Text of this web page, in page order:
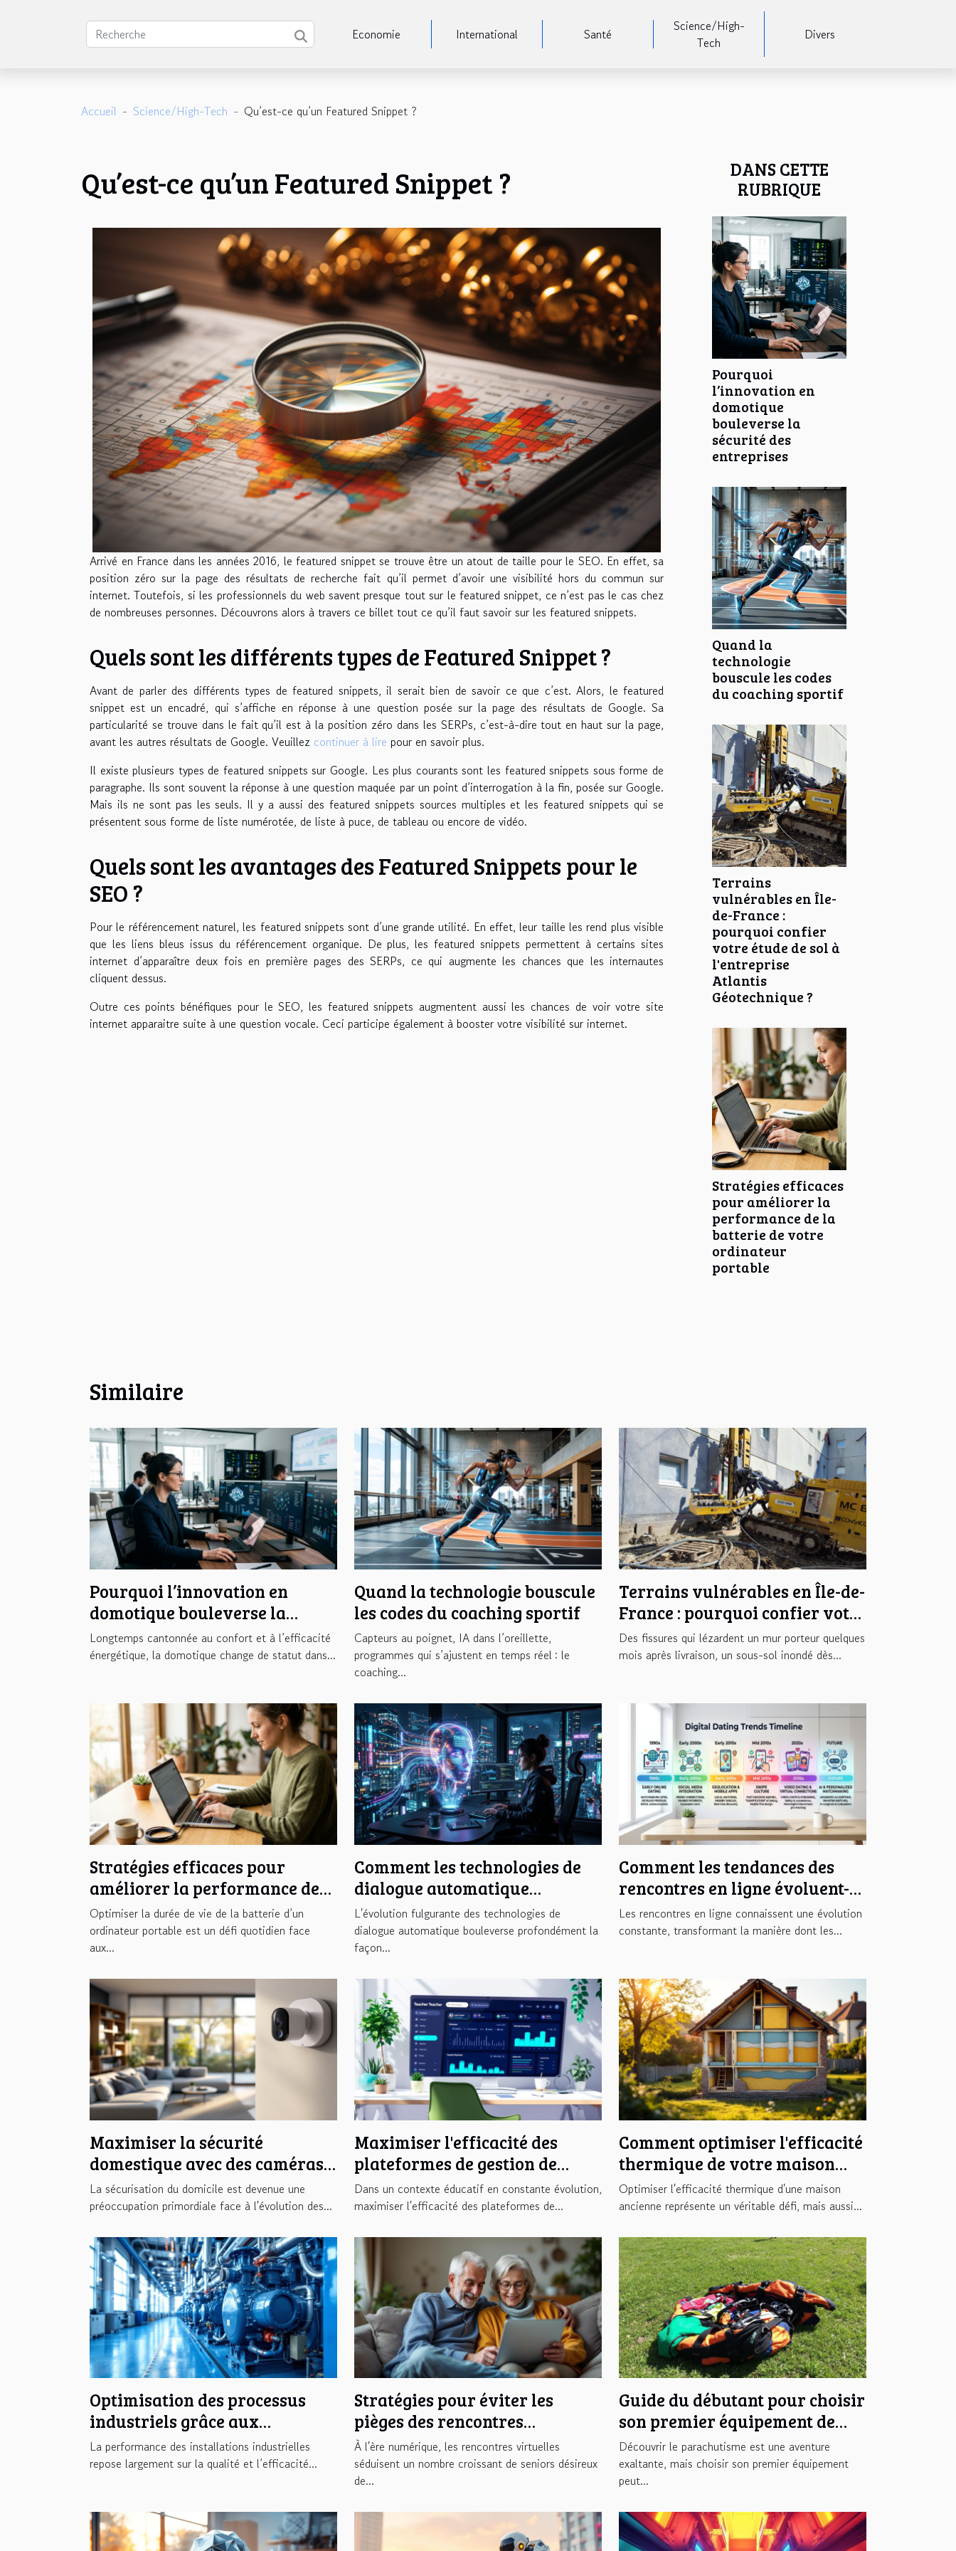
Economie International Santé
Science/High-
Tech
Divers
Accueil Science/High-Tech Qu’est-ce qu’un Featured Snippet ?
Qu’est-ce qu’un Featured Snippet ?
Arrivé en France dans les années 2016, le featured snippet se trouve être un atout de taille pour le SEO. En effet, sa
position zéro sur la page des résultats de recherche fait qu’il permet d’avoir une visibilité hors du commun sur
internet. Toutefois, si les professionnels du web savent presque tout sur le featured snippet, ce n’est pas le cas chez
de nombreuses personnes. Découvrons alors à travers ce billet tout ce qu’il faut savoir sur les featured snippets.
Quels sont les différents types de Featured Snippet ?
Avant de parler des différents types de featured snippets, il serait bien de savoir ce que c’est. Alors, le featured
snippet est un encadré, qui s’affiche en réponse à une question posée sur la page des résultats de Google. Sa
particularité se trouve dans le fait qu’il est à la position zéro dans les SERPs, c’est-à-dire tout en haut sur la page,
avant les autres résultats de Google. Veuillez continuer à lire pour en savoir plus.
Il existe plusieurs types de featured snippets sur Google. Les plus courants sont les featured snippets sous forme de
paragraphe. Ils sont souvent la réponse à une question maquée par un point d’interrogation à la fin, posée sur Google.
Mais ils ne sont pas les seuls. Il y a aussi des featured snippets sources multiples et les featured snippets qui se
présentent sous forme de liste numérotée, de liste à puce, de tableau ou encore de vidéo.
Quels sont les avantages des Featured Snippets pour le
SEO ?
Pour le référencement naturel, les featured snippets sont d’une grande utilité. En effet, leur taille les rend plus visible
que les liens bleus issus du référencement organique. De plus, les featured snippets permettent à certains sites
internet d’apparaître deux fois en première pages des SERPs, ce qui augmente les chances que les internautes
cliquent dessus.
Outre ces points bénéfiques pour le SEO, les featured snippets augmentent aussi les chances de voir votre site
internet apparaitre suite à une question vocale. Ceci participe également à booster votre visibilité sur internet.
DANS CETTE
RUBRIQUE
Pourquoi
l’innovation en
domotique
bouleverse la
sécurité des
entreprises
Quand la
technologie
bouscule les codes
du coaching sportif
Terrains
vulnérables en Île-
de-France :
pourquoi confier
votre étude de sol à
l'entreprise
Atlantis
Géotechnique ?
Stratégies efficaces
pour améliorer la
performance de la
batterie de votre
ordinateur
portable
Similaire
Pourquoi l’innovation en
domotique bouleverse la
sécurité des entreprises
Longtemps cantonnée au confort et à l’efficacité
énergétique, la domotique change de statut dans...
Quand la technologie bouscule
les codes du coaching sportif
Capteurs au poignet, IA dans l’oreillette,
programmes qui s’ajustent en temps réel : le
coaching...
Terrains vulnérables en Île-de-
France : pourquoi confier votre
étude de sol à l'entreprise
Atlantis Géotechnique ?
Des fissures qui lézardent un mur porteur quelques
mois après livraison, un sous-sol inondé dès...
Stratégies efficaces pour
améliorer la performance de
la batterie de votre ordinateur
portable
Optimiser la durée de vie de la batterie d’un
ordinateur portable est un défi quotidien face
aux...
Comment les technologies de
dialogue automatique
transforment-elles
l'interaction en ligne ?
L'évolution fulgurante des technologies de
dialogue automatique bouleverse profondément la
façon...
Comment les tendances des
rencontres en ligne évoluent-
elles avec le temps ?
Les rencontres en ligne connaissent une évolution
constante, transformant la manière dont les...
Maximiser la sécurité
domestique avec des caméras
discrètes et modernes
La sécurisation du domicile est devenue une
préoccupation primordiale face à l'évolution des...
Maximiser l'efficacité des
plateformes de gestion de
carrière pour enseignants
Dans un contexte éducatif en constante évolution,
maximiser l'efficacité des plateformes de...
Comment optimiser l'efficacité
thermique de votre maison
ancienne ?
Optimiser l'efficacité thermique d'une maison
ancienne représente un véritable défi, mais aussi...
Optimisation des processus
industriels grâce aux
compresseurs à basse pression
La performance des installations industrielles
repose largement sur la qualité et l’efficacité...
Stratégies pour éviter les
pièges des rencontres
virtuelles à l'âge senior
À l'ère numérique, les rencontres virtuelles
séduisent un nombre croissant de seniors désireux
de...
Guide du débutant pour choisir
son premier équipement de
parachutisme
Découvrir le parachutisme est une aventure
exaltante, mais choisir son premier équipement
peut...